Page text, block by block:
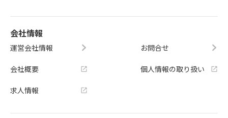
会社情報
運営会社情報
会社概要
求人情報
お問合せ
個人情報の取り扱い